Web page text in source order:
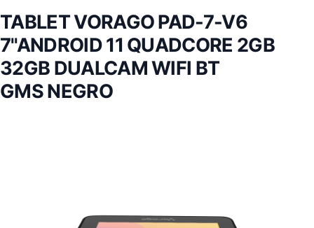
TABLET VORAGO PAD-7-V6
7"ANDROID 11 QUADCORE 2GB
32GB DUALCAM WIFI BT
GMS NEGRO